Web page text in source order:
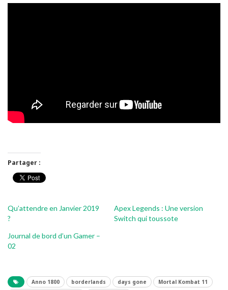
Partager :
Qu’attendre en Janvier 2019
?
Apex Legends : Une version
Switch qui toussote
Journal de bord d’un Gamer –
02
Anno 1800 borderlands days gone
Mortal Kombat 11